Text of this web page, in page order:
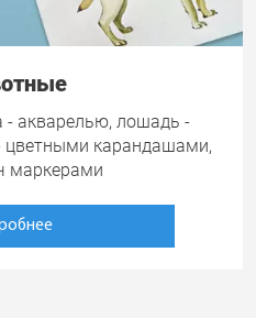
- акварелью, лошадь -
карандашами,
маркерами